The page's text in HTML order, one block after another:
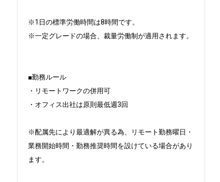
※1日の標準労働時間は8時間です。
※一定グレードの場合、裁量労働制が適用されます。
■勤務ルール
・リモートワークの併用可
・オフィス出社は原則最低週3回
※配属先により最適解が異る為、リモート勤務曜日・
業務開始時間・勤務推奨時間を設けている場合があり
ます。